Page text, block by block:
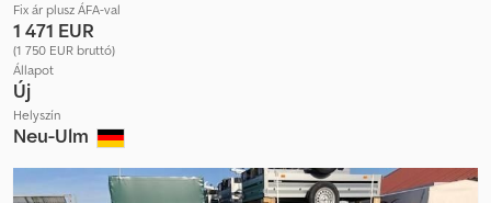
Fix ár plusz ÁFA-val
1 471 EUR
(1 750 EUR bruttó)
Állapot
Új
Helyszín
Neu-Ulm